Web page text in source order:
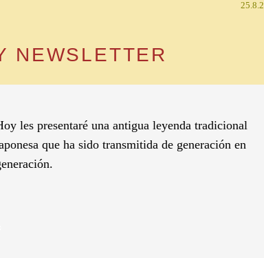
25.8.2
NEWSLETTER
les presentaré una antigua leyenda tradicional
que ha sido transmitida de generación en